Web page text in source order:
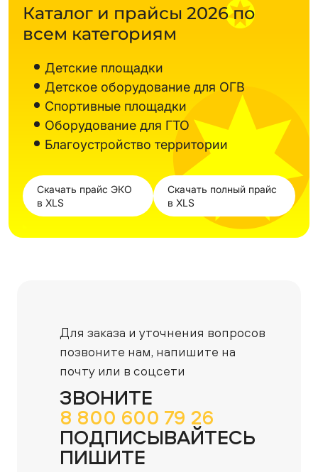
Каталог и прайсы 2026 по
всем категориям
Детские площадки
Детское оборудование для ОГВ
Спортивные площадки
Оборудование для ГТО
Благоустройство территории
Скачать прайс ЭКО
в XLS
Скачать полный прайс
в XLS
Для заказа и уточнения вопросов
позвоните нам, напишите на
почту или в соцсети
ЗВОНИТЕ
8 800 600 79 26
ПОДПИСЫВАЙТЕСЬ
ПИШИТЕ